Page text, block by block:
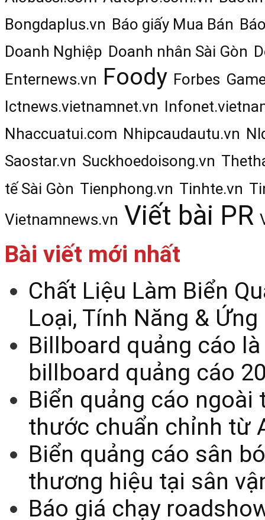
Bongdaplus.vn Báo giấy Mua Bán
Doanh Nghiệp Doanh nhân Sài Gòn
Enternews.vn Foody Forbes
Ictnews.vietnamnet.vn
Nhaccuatui.com Nhipcaudautu.vn
Saostar.vn Suckhoedoisong.vn
tế Sài Gòn Tienphong.vn Tinhte.vn
Vietnamnews.vn Viết bài PR
Bài viết mới nhất
Chất Liệu Làm Biển
Loại, Tính Năng &
Billboard quảng cáo
billboard quảng cáo
Biển quảng cáo
thước chuẩn chỉnh từ
Biển quảng cáo sân
thương hiệu tại sân
Báo giá chạy